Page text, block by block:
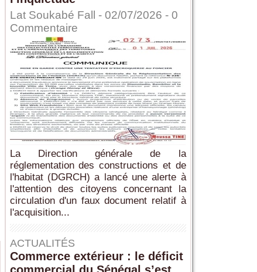
Lat Soukabé Fall - 02/07/2026 - 0
Commentaire
La Direction générale de la
réglementation des constructions et de
l'habitat (DGRCH) a lancé une alerte à
l'attention des citoyens concernant la
circulation d'un faux document relatif à
l'acquisition...
ACTUALITÉS
Commerce extérieur : le déficit